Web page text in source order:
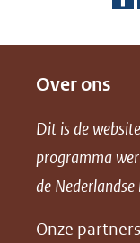
n
o
p
Over ons
Dit is de
programma
de
Onze